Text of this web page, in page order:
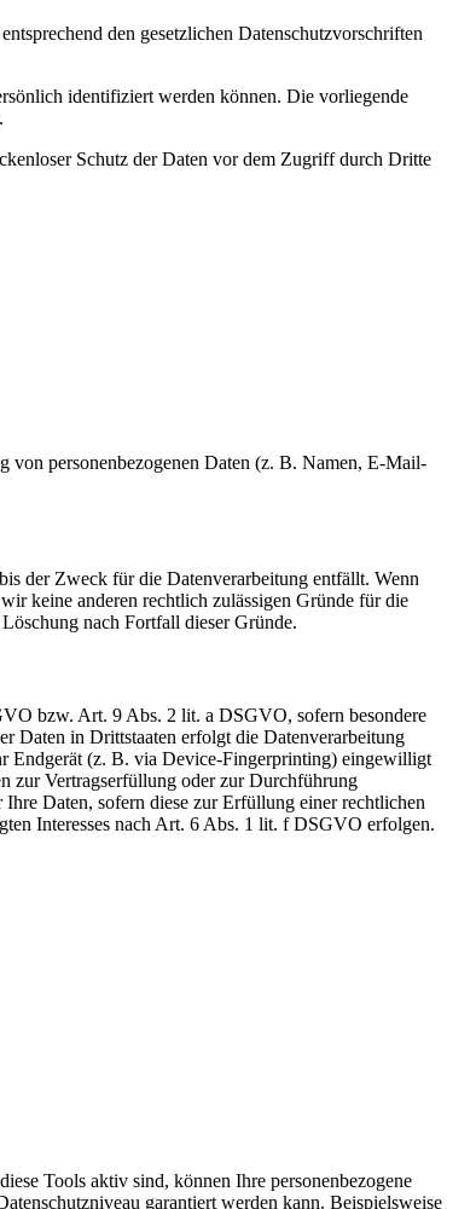
den gesetzlichen Datenschutzvorschriften
identifiziert werden können. Die vorliegende
Schutz der Daten vor dem Zugriff durch Dritte
von personenbezogenen Daten (z. B. Namen, E-Mail-
der Zweck für die Datenverarbeitung entfällt. Wenn
keine anderen rechtlich zulässigen Gründe für die
nach Fortfall dieser Gründe.
bzw. Art. 9 Abs. 2 lit. a DSGVO, sofern besondere
Daten in Drittstaaten erfolgt die Datenverarbeitung
Endgerät (z. B. via Device-Fingerprinting) eingewilligt
zur Vertragserfüllung oder zur Durchführung
Daten, sofern diese zur Erfüllung einer rechtlichen
Interesses nach Art. 6 Abs. 1 lit. f DSGVO erfolgen.
Tools aktiv sind, können Ihre personenbezogene
garantiert werden kann. Beispielsweise